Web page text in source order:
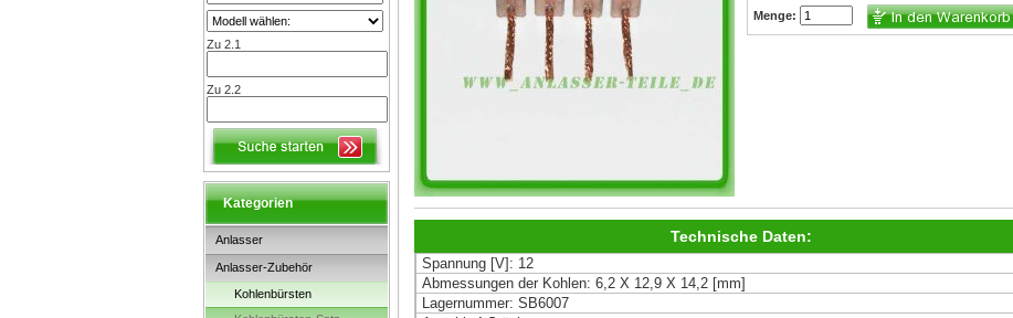
Zu 2.1
Zu 2.2
Kategorien
Anlasser
Anlasser-Zubehör
Kohlenbürsten
Menge:
Technische Daten:
Spannung [V]: 12
Abmessungen der Kohlen: 6,2 X 12,9 X 14,2 [mm]
Lagernummer: SB6007